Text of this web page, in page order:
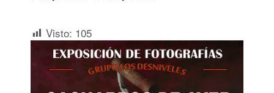
Visto: 105